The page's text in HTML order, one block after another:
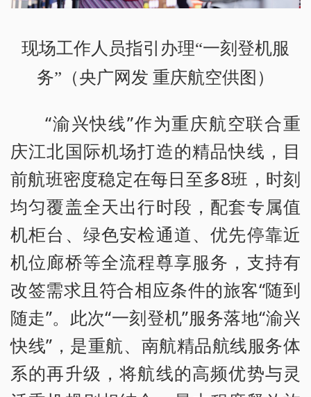
现场工作人员指引办理“一刻登机服
务”（央广网发 重庆航空供图）
“渝兴快线”作为重庆航空联合重
庆江北国际机场打造的精品快线，目
前航班密度稳定在每日至多8班，时刻
均匀覆盖全天出行时段，配套专属值
机柜台、绿色安检通道、优先停靠近
机位廊桥等全流程尊享服务，支持有
改签需求且符合相应条件的旅客“随到
随走”。此次“一刻登机”服务落地“渝兴
快线”，是重航、南航精品航线服务体
系的再升级，将航线的高频优势与灵